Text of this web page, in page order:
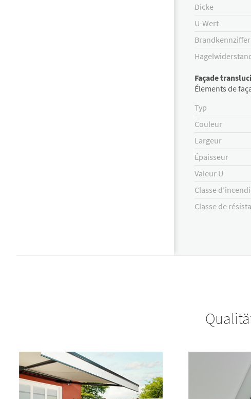
Dicke
U-Wert
Brandkennziffer
Façade
Élements de
Typ
Couleur
Largeur
Épaisseur
Valeur U
Classe
Classe de